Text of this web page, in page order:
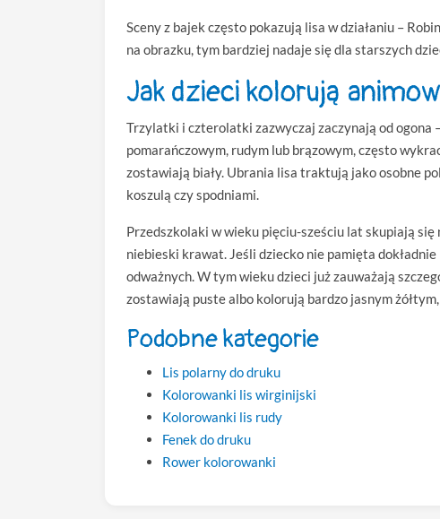
Sceny z bajek często pokazują lisa w działaniu –
na obrazku, tym bardziej nadaje się dla starszych
Jak dzieci kolorują
Trzylatki i czterolatki zazwyczaj zaczynają od ogona
pomarańczowym, rudym lub brązowym, często
zostawiają biały. Ubrania lisa traktują jako osobne
koszulą czy spodniami.
Przedszkolaki w wieku pięciu-sześciu lat skupiają
niebieski krawat. Jeśli dziecko nie pamięta
odważnych. W tym wieku dzieci już zauważają
zostawiają puste albo kolorują bardzo jasnym
Podobne kategorie
Lis polarny do druku
Kolorowanki lis wirginijski
Kolorowanki lis rudy
Fenek do druku
Rower kolorowanki